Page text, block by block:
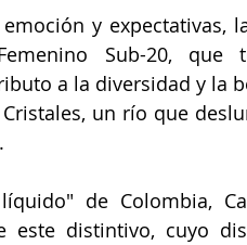
y expectativas,
Sub-20, que
a la diversidad y la
un río que
de Colombia,
este distintivo, cuyo